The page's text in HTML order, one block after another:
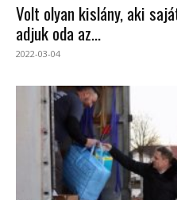
Volt olyan kislány, aki
adjuk oda az...
2022-03-04